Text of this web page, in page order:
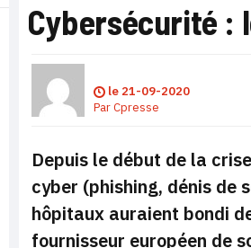
Cybersécurité :
le 21-09-2020
ParCpresse
Depuis le début de la
cyber (phishing, dénis de
hôpitaux auraient bondi
fournisseur européen de